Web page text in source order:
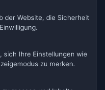
🇧🇬 Bulgarien
/ Schweiz
🇮🇳 Süd- und Südostasien
der Website, die Sicherheit
sich Ihre Einstellungen wie
zu merken.